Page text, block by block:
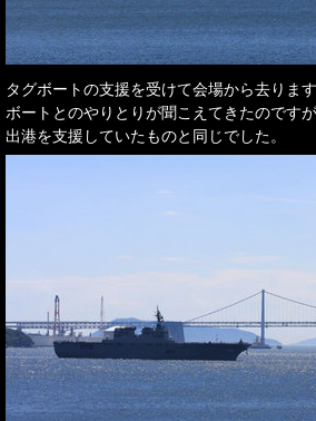
タグボートの支援を受けて会場から去りま
ボートとのやりとりが聞こえてきたのです
出港を支援していたものと同じでした。